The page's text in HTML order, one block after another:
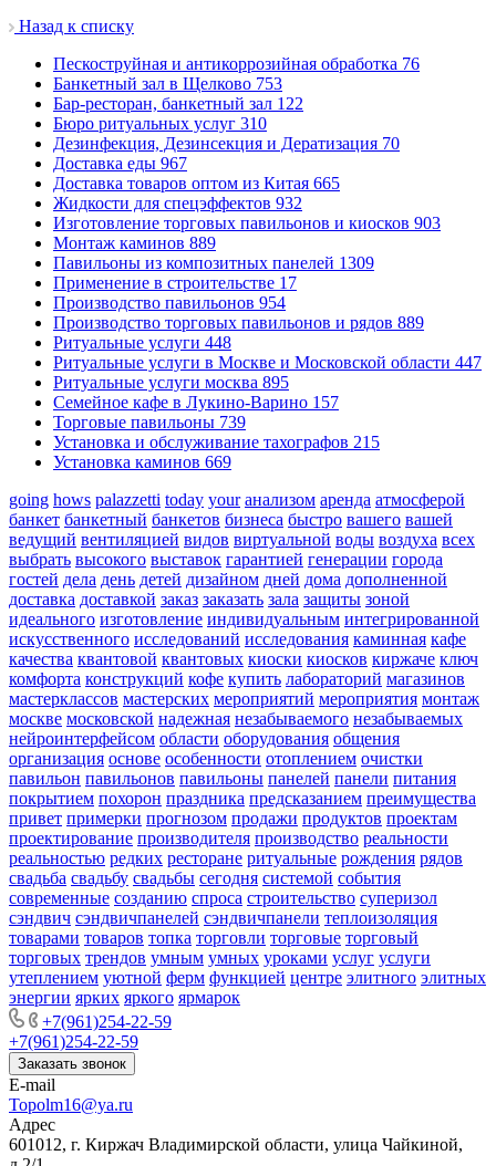
Назад к списку
Пескоструйная и антикоррозийная обработка 76
Банкетный зал в Щелково 753
Бар-ресторан, банкетный зал 122
Бюро ритуальных услуг 310
Дезинфекция, Дезинсекция и Дератизация 70
Доставка еды 967
Доставка товаров оптом из Китая 665
Жидкости для спецэффектов 932
Изготовление торговых павильонов и киосков 903
Монтаж каминов 889
Павильоны из композитных панелей 1309
Применение в строительстве 17
Производство павильонов 954
Производство торговых павильонов и рядов 889
Ритуальные услуги 448
Ритуальные услуги в Москве и Московской области 447
Ритуальные услуги москва 895
Семейное кафе в Лукино-Варино 157
Торговые павильоны 739
Установка и обслуживание тахографов 215
Установка каминов 669
going hows palazzetti today your анализом аренда атмосферой
банкет банкетный банкетов бизнеса быстро вашего вашей
ведущий вентиляцией видов виртуальной воды воздуха всех
выбрать высокого выставок гарантией генерации города
гостей дела день детей дизайном дней дома дополненной
доставка доставкой заказ заказать зала защиты зоной
идеального изготовление индивидуальным интегрированной
искусственного исследований исследования каминная кафе
качества квантовой квантовых киоски киосков киржаче ключ
комфорта конструкций кофе купить лабораторий магазинов
мастерклассов мастерских мероприятий мероприятия монтаж
москве московской надежная незабываемого незабываемых
нейроинтерфейсом области оборудования общения
организация основе особенности отоплением очистки
павильон павильонов павильоны панелей панели питания
покрытием похорон праздника предсказанием преимущества
привет примерки прогнозом продажи продуктов проектам
проектирование производителя производство реальности
реальностью редких ресторане ритуальные рождения рядов
свадьба свадьбу свадьбы сегодня системой события
современные созданию спроса строительство суперизол
сэндвич сэндвичпанелей сэндвичпанели теплоизоляция
товарами товаров топка торговли торговые торговый
торговых трендов умным умных уроками услуг услуги
утеплением уютной ферм функцией центре элитного элитных
энергии ярких яркого ярмарок
+7(961)254-22-59
+7(961)254-22-59
Заказать звонок
E-mail
Topolm16@ya.ru
Адрес
601012, г. Киржач Владимирской области, улица Чайкиной,